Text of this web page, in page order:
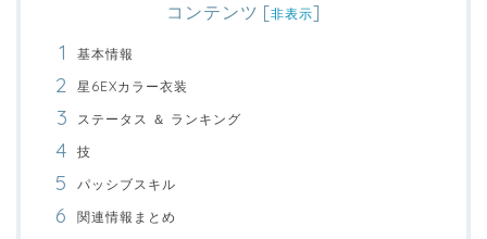
コンテンツ [非表示]
基本情報
星6EXカラー衣装
ステータス ＆ ランキング
技
パッシブスキル
関連情報まとめ